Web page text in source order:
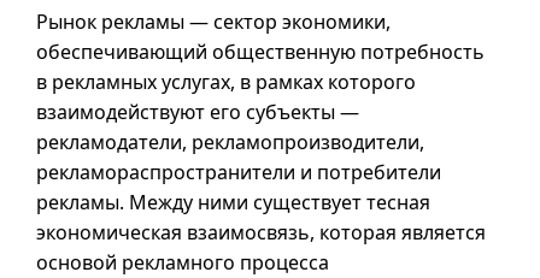
Рынок рекламы — сектор экономики,
обеспечивающий общественную потребность
в рекламных услугах, в рамках которого
взаимодействуют его субъекты —
рекламодатели, рекламопроизводители,
рекламораспространители и потребители
рекламы. Между ними существует тесная
экономическая взаимосвязь, которая является
основой рекламного процесса